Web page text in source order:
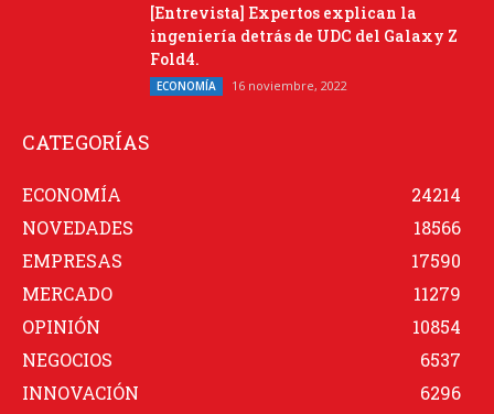
[Entrevista] Expertos explican la
ingeniería detrás de UDC del Galaxy Z
Fold4.
ECONOMÍA 16 noviembre, 2022
CATEGORÍAS
ECONOMÍA
24214
NOVEDADES
18566
EMPRESAS
17590
MERCADO
11279
OPINIÓN
10854
NEGOCIOS
6537
INNOVACIÓN
6296